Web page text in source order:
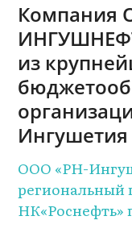
Компания
из
Ингушетия
ООО «РН-
региональный
НК«Роснефть»